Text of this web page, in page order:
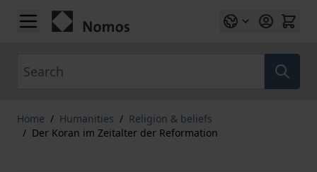
Skip to Content
Home / Humanities / Religion & beliefs
/ Der Koran im Zeitalter der Reformation